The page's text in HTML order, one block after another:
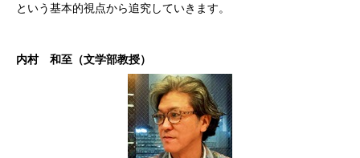
という基本的視点から追究していきます。
内村 和至（文学部教授）